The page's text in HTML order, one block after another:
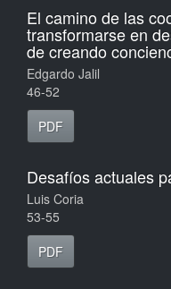
El camino de las
transformarse en
de creando
Edgardo Jalil
46-52
PDF
Desafíos actuales
Luis Coria
53-55
PDF